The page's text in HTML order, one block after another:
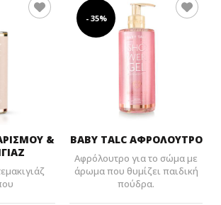
&
- 35%
BABY TALC ΑΦΡΟΛΟΥΤΡΟ
Αφρόλουτρο για το σώμα με
άρωμα που θυμίζει παιδική
πούδρα.